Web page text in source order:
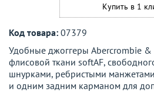
Купить в 1
Код товара: 07379
Удобные джоггеры Abercrombie &
флисовой ткани softAF,
шнурками, ребристыми
и одним задним карманом для